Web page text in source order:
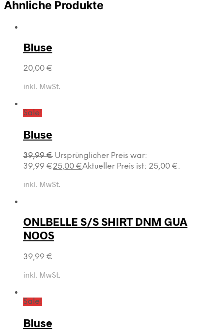
Ähnliche Produkte
Bluse
20,00 €
inkl. MwSt.
Sale!
Bluse
39,99€ Ursprünglicher Preis war:
39,99 €25,00 €Aktueller Preis ist: 25,00 €.
inkl. MwSt.
ONLBELLE S/S SHIRT DNM GUA
NOOS
39,99 €
inkl. MwSt.
Sale!
Bluse